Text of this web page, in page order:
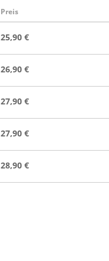
Preis
25,90 €
26,90 €
27,90 €
27,90 €
28,90 €